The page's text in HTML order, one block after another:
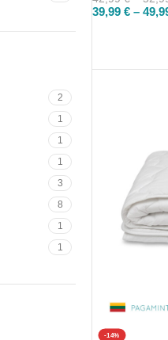
2
1
1
1
3
8
1
1
39,99 € –
-14%